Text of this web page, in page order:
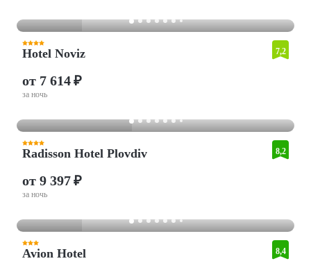
Hotel Noviz 7,2
от 7 614 ₽
за ночь
Radisson Hotel Plovdiv 8,2
от 9 397 ₽
за ночь
Avion Hotel 8,4